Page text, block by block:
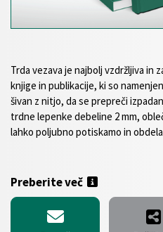
Trda vezava je najbolj vzdržljiva in
knjige in publikacije, ki so
šivan z nitjo, da se prepreči
trdne lepenke debeline 2 mm,
lahko poljubno potiskamo in
standardnih formatih. Na voljo je
voluminoznih in recikliranih
plastifikacije ovitkov. Na vašo
ovitek z UV in 3D parcialnim
Preberite več